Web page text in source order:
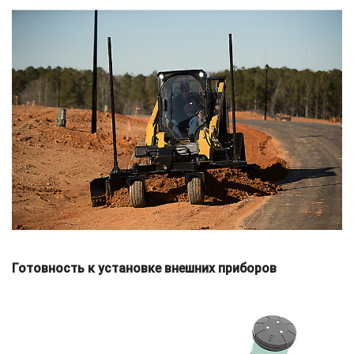
Готовность к установке внешних приборов